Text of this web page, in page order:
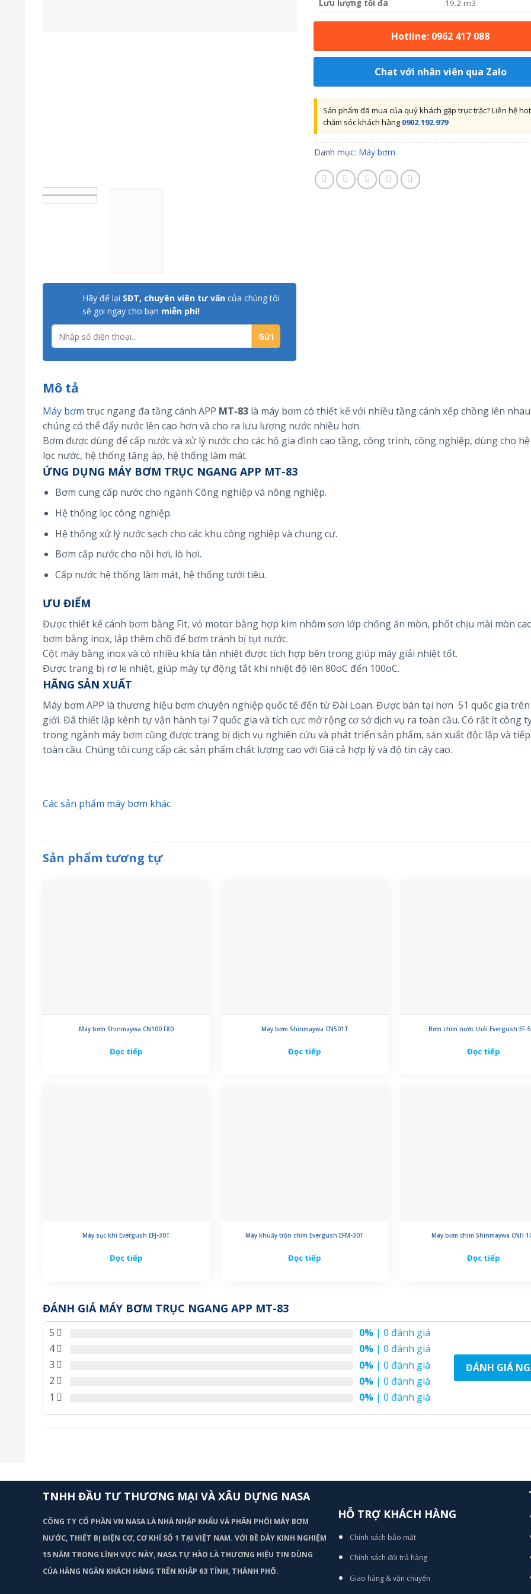
Hãy để lại SĐT, chuyên viên tư vấn của chúng tôi
sẽ gọi ngay cho bạn miễn phí!
Lưu lượng tối đa
19.2 m3
Hotline: 0962 417 088
Chat với nhân viên qua Zalo
Sản phẩm đã mua của quý khách gặp trục trặc? Liên hệ
chăm sóc khách hàng 0902.192.979
Danh mục: Máy bơm
Mô tả
Máy bơm trục ngang đa tầng cánh APP MT-83 là máy bơm có thiết kế với nhiều tầng cánh xếp chồng lên
chúng có thể đẩy nước lên cao hơn và cho ra lưu lượng nước nhiều hơn.
Bơm được dùng để cấp nước và xử lý nước cho các hộ gia đình cao tầng, công trình, công nghiệp, dùng cho
lọc nước, hệ thống tăng áp, hệ thống làm mát
ỨNG DỤNG MÁY BƠM TRỤC NGANG APP MT-83
Bơm cung cấp nước cho ngành Công nghiệp và nông nghiệp.
Hệ thống lọc công nghiệp.
Hệ thống xử lý nước sạch cho các khu công nghiệp và chung cư.
Bơm cấp nước cho nồi hơi, lò hơi.
Cấp nước hệ thống làm mát, hệ thống tưới tiêu.
ƯU ĐIỂM
Được thiết kế cánh bơm bằng Fit, vỏ motor bằng hợp kim nhôm sơn lớp chống ăn mòn, phốt chịu mài mòn
bơm bằng inox, lắp thêm chõ để bơm tránh bị tụt nước.
Cột máy bằng inox và có nhiều khía tản nhiệt được tích hợp bên trong giúp máy giải nhiệt tốt.
Được trang bị rơ le nhiệt, giúp máy tự động tắt khi nhiệt độ lên 80oC đến 100oC.
HÃNG SẢN XUẤT
Máy bơm APP là thương hiệu bơm chuyên nghiệp quốc tế đến từ Đài Loan. Được bán tại hơn 51 quốc gia
giới. Đã thiết lập kênh tự vận hành tại 7 quốc gia và tích cực mở rộng cơ sở dịch vụ ra toàn cầu. Có rất ít công
trong ngành máy bơm cũng được trang bị dịch vụ nghiên cứu và phát triển sản phẩm, sản xuất độc lập và
toàn cầu. Chúng tôi cung cấp các sản phẩm chất lượng cao với Giá cả hợp lý và độ tin cậy cao.
Các sản phẩm máy bơm khác
Sản phẩm tương tự
Máy bơm Shinmaywa CN100 F80
Đọc tiếp
Máy bơm Shinmaywa CN501T
Đọc tiếp
Bơm chìm nước thải Evergush EF-
Đọc tiếp
Máy sục khí Evergush EFJ-30T
Đọc tiếp
Máy khuấy trộn chìm Evergush EFM-30T
Đọc tiếp
Máy bơm chìm Shinmaywa CNH
Đọc tiếp
ĐÁNH GIÁ MÁY BƠM TRỤC NGANG APP MT-83
5 0% | 0 đánh giá
4
0% | 0 đánh giá
3
0% | 0 đánh giá
2
0% | 0 đánh giá
1
0% | 0 đánh giá
ĐÁNH GIÁ
TNHH ĐẦU TƯ THƯƠNG MẠI VÀ XÂU DỰNG NASA
CÔNG TY CỔ PHẦN VN NASA LÀ NHÀ NHẬP KHẨU VÀ PHÂN PHỐI MÁY BƠM
NƯỚC, THIẾT BỊ ĐIỆN CƠ, CƠ KHÍ SỐ 1 TẠI VIỆT NAM. VỚI BỀ DÀY KINH NGHIỆM
15 NĂM TRONG LĨNH VỰC NÀY, NASA TỰ HÀO LÀ THƯƠNG HIỆU TIN DÙNG
CỦA HÀNG NGÀN KHÁCH HÀNG TRÊN KHẮP 63 TỈNH, THÀNH PHỐ.
HỖ TRỢ KHÁCH HÀNG
Chính sách bảo mật
Chính sách đổi trả hàng
Giao hàng & vận chuyển